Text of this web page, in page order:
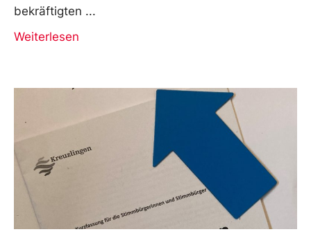
bekräftigten
Weiterlesen